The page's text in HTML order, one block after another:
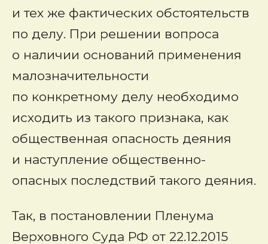
и тех же фактических обстоятельств
по делу. При решении вопроса
о наличии оснований применения
малозначительности
по конкретному делу необходимо
исходить из такого признака, как
общественная опасность деяния
и наступление общественно-
опасных последствий такого деяния.
Так, в постановлении Пленума
Верховного Суда РФ от 22.12.2015